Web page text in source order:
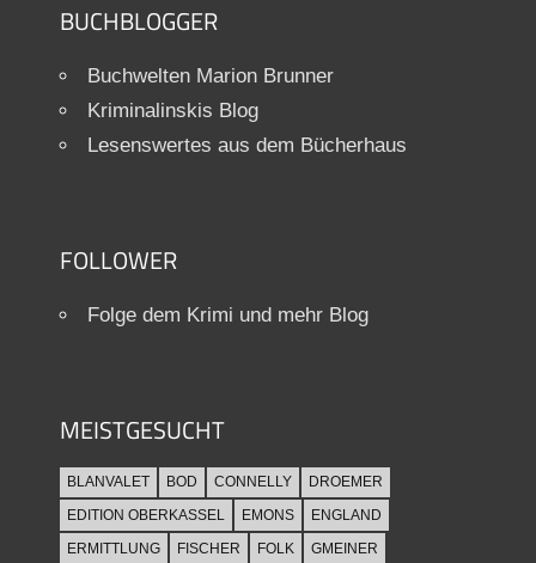
BUCHBLOGGER
Buchwelten Marion Brunner
Kriminalinskis Blog
Lesenswertes aus dem Bücherhaus
FOLLOWER
Folge dem Krimi und mehr Blog
MEISTGESUCHT
BLANVALET BOD CONNELLY
DROEMER
EDITION OBERKASSEL
EMONS
ENGLAND
ERMITTLUNG
FISCHER FOLK
GMEINER